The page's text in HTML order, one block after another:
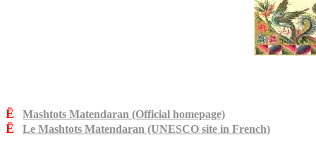
Ë Mashtots Matendaran (Official homepage)
Ë Le Mashtots Matendaran (UNESCO site in French)